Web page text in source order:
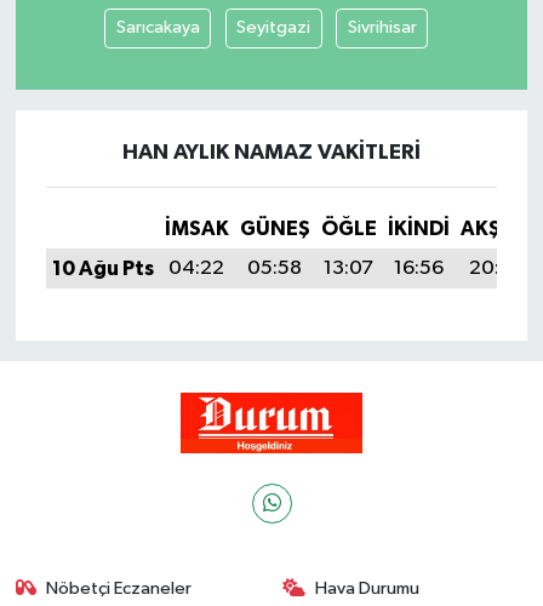
Sarıcakaya Seyitgazi Sivrihisar
HAN AYLIK NAMAZ VAKITLERI
İMSAK GÜNEŞ ÖĞLE İKINDI
AKŞAM
10 Ağu Pts
04:22 05:58 13:07 16:56 20:06
Nöbetçi Eczaneler Hava Durumu